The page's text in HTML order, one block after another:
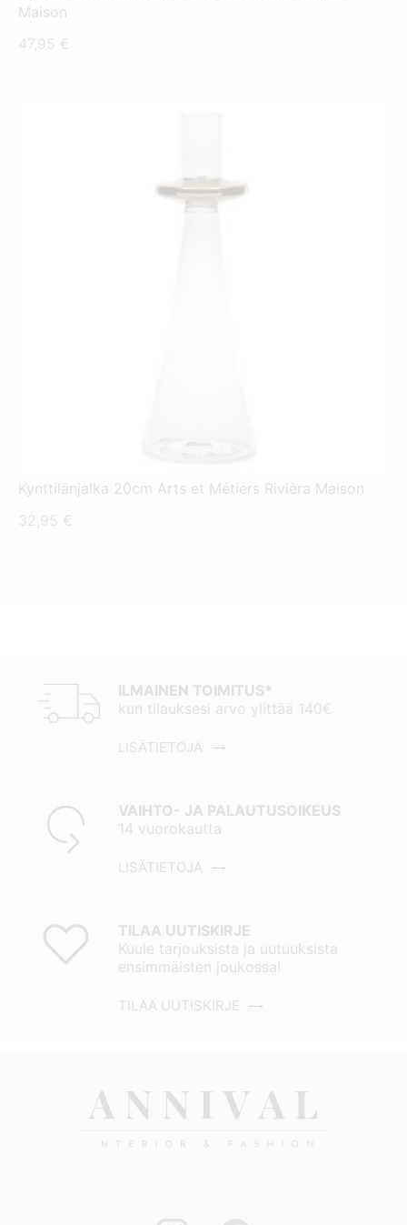
Maison
47,95 €
Kynttilänjalka 20cm Arts et Métiers Rivièra Maison
32,95 €
ILMAINEN TOIMITUS*
kun tilauksesi arvo ylittää 140€
LISÄTIETOJA
VAIHTO- JA PALAUTUSOIKEUS
14 vuorokautta
LISÄTIETOJA
TILAA UUTISKIRJE
Kuule tarjouksista ja uutuuksista
ensimmäisten joukossa!
TILAA UUTISKIRJE